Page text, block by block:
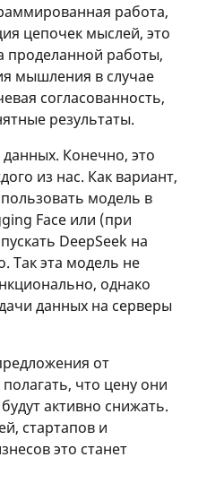
работа,
цепочек мыслей, это
проделанной работы,
мышления в случае
согласованность,
результаты.
Конечно, это
из нас. Как вариант,
модель в
Face или (при
DeepSeek на
Так эта модель не
однако
данных на серверы
от
что цену они
активно снижать.
стартапов и
это станет